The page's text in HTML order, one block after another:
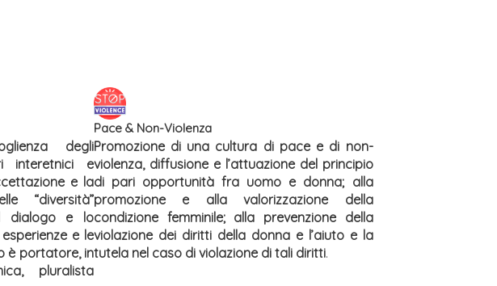
degli
interetnici e
e la
“diversità”
dialogo e lo
e le
è portatore, in
pluralista
Pace & Non-Violenza
Promozione di una cultura di pace e di non-
violenza, diffusione e l’attuazione del principio
di pari opportunità fra uomo e donna; alla
promozione e alla valorizzazione della
condizione femminile; alla prevenzione della
violazione dei diritti della donna e l’aiuto e la
tutela nel caso di violazione di tali diritti.